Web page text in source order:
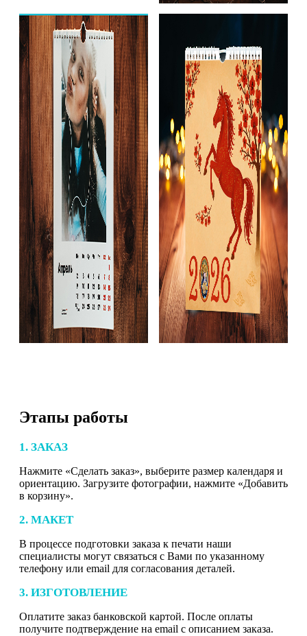
Этапы работы
1. ЗАКАЗ
Нажмите «Сделать заказ», выберите размер календаря и
ориентацию. Загрузите фотографии, нажмите «Добавить
в корзину».
2. МАКЕТ
В процессе подготовки заказа к печати наши
специалисты могут связаться с Вами по указанному
телефону или email для согласования деталей.
3. ИЗГОТОВЛЕНИЕ
Оплатите заказ банковской картой. После оплаты
получите подтверждение на email с описанием заказа.